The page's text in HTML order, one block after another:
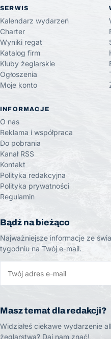
SERWIS
Kalendarz wydarzeń
Charter
Wyniki regat
Katalog firm
Kluby żeglarskie
Ogłoszenia
Moje konto
INFORMACJE
O nas
Reklama i współpraca
Do pobrania
Kanał RSS
Kontakt
Polityka redakcyjna
Polityka prywatności
Regulamin
Bądź na bieżąco
Najważniejsze informacje ze
tygodniu na Twój e-mail.
Masz temat dla redakcji?
Widziałeś ciekawe wydarzenie
żeglarstwa? Daj nam znać!